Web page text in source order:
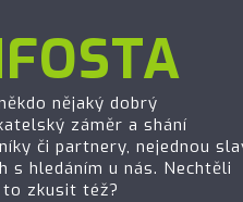
nějaký dobrý
záměr a shání
či partnery, nejednou
s hledáním u nás. Nechtěli
zkusit též?